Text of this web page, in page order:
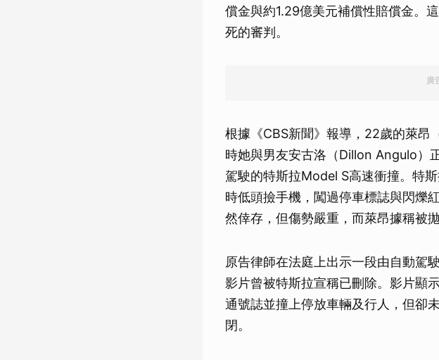
償金與約1.29億美元補償性賠償金。
死的審判。
廣
根據《CBS新聞》報導，22歲的萊
時她與男友安古洛（Dillon Angulo）
駕駛的特斯拉Model S高速衝撞。特
時低頭撿手機，闖過停車標誌與閃爍
然倖存，但傷勢嚴重，而萊昂據稱被
原告律師在法庭上出示一段由自動駕
影片曾被特斯拉宣稱已刪除。影片顯
通號誌並撞上停放車輛及行人，但卻
閉。